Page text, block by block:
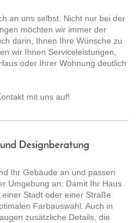
an uns selbst. Nicht nur bei der
möchten wir immer der
darin, Ihnen Ihre Wünsche zu
wir Ihnen Serviceleistungen,
oder Ihrer Wohnung deutlich
mit uns auf!
Designberatung
Ihr Gebäude an und passen
Umgebung an. Damit Ihr Haus
Stadt oder einer Straße
Farbauswahl. Auch in
zusätzliche Details, die